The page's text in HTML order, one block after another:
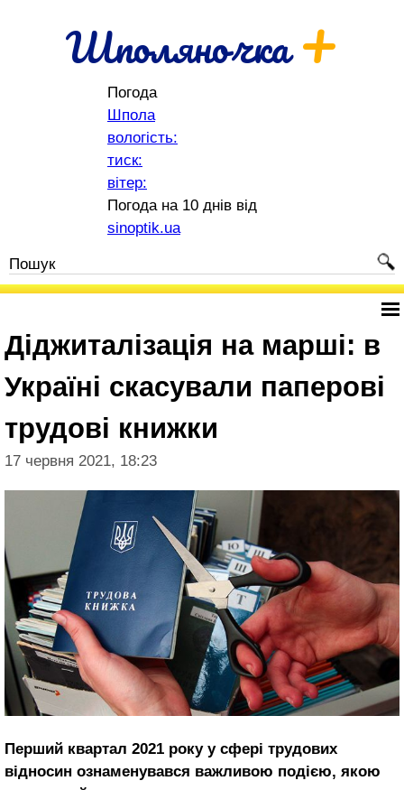
Шполяночка+
Погода
Шпола
вологість:
тиск:
вітер:
Погода на 10 днів від
sinoptik.ua
Діджиталізація на марші: в
Україні скасували паперові
трудові книжки
17 червня 2021, 18:23
Перший квартал 2021 року у сфері трудових
відносин ознаменувався важливою подією, якою